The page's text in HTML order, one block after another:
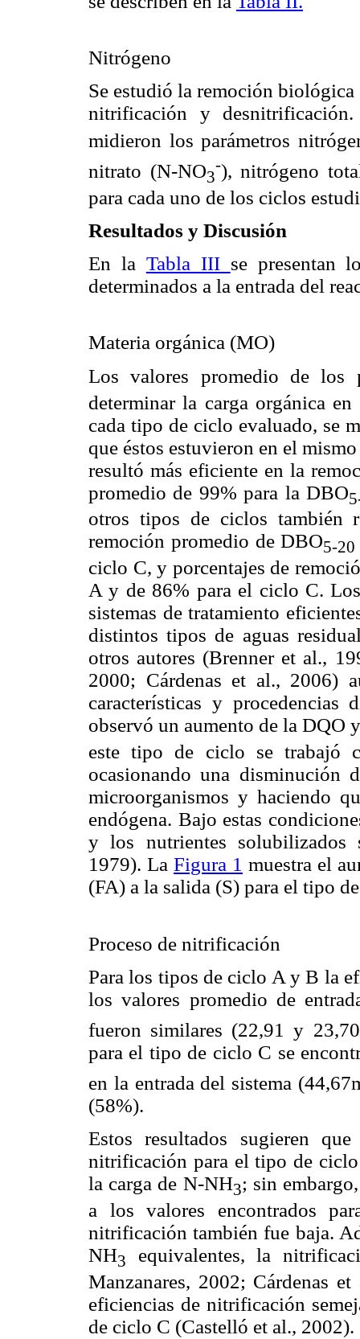
Nitrógeno
Se estudió la remoción
nitrificación y
midieron los parámetros
nitrato (N-NO3
-), nitrógeno
para cada uno de los ciclos
Resultados y Discusión
En la Tabla III se presentan
determinados a la entrada del
Materia orgánica (MO)
Los valores promedio de los
determinar la carga orgánica
cada tipo de ciclo evaluado, se
que éstos estuvieron en el
resultó más eficiente en la
promedio de 99% para la DBO
otros tipos de ciclos también
remoción promedio de DBO5-20
ciclo C, y porcentajes de
A y de 86% para el ciclo C.
sistemas de tratamiento
distintos tipos de aguas
otros autores (Brenner et al.,
2000; Cárdenas et al., 2006)
características y
observó un aumento de la DQO
este tipo de ciclo se trabajó
ocasionando una disminución
microorganismos y haciendo
endógena. Bajo estas
y los nutrientes solubilizados
1979). La Figura 1 muestra el
(FA) a la salida (S) para el tipo
Proceso de nitrificación
Para los tipos de ciclo A y B la
los valores promedio de
fueron similares (22,91 y
para el tipo de ciclo C se
en la entrada del sistema
(58%).
Estos resultados sugieren
nitrificación para el tipo de
la carga de N-NH3; sin
a los valores encontrados
nitrificación también fue baja.
NH3
equivalentes, la
Manzanares, 2002; Cárdenas
eficiencias de nitrificación
de ciclo C (Castelló et al., 2002).